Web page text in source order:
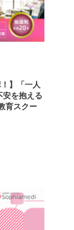
】「一人
安を抱える
育スクー